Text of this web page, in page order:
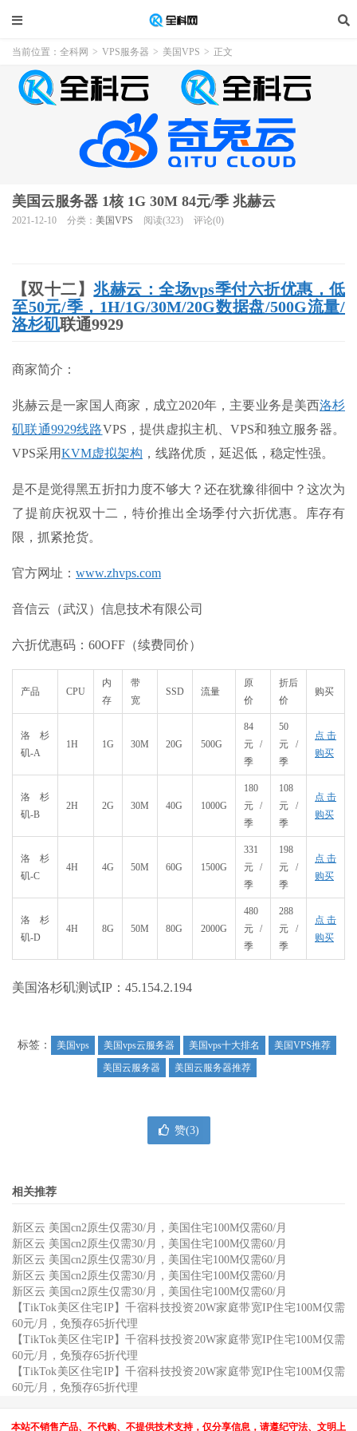
当前位置： 全科网 > VPS服务器 > 美国VPS > 正文
美国云服务器 1核 1G 30M 84元/季 兆赫云
2021-12-10 分类： 美国VPS 阅读(323) 评论(0)
【双十二】兆赫云：全场vps季付六折优惠，低
至50元/季，1H/1G/30M/20G数据盘/500G流量/
洛杉矶联通9929
商家简介：
兆赫云是一家国人商家，成立2020年，主要业务是美西洛杉
矶联通9929线路VPS，提供虚拟主机、VPS和独立服务器。
VPS采用KVM虚拟架构 ，线路优质，延迟低，稳定性强。
是不是觉得黑五折扣力度不够大？还在犹豫徘徊中？这次为
了提前庆祝双十二，特价推出全场季付六折优惠。库存有
限，抓紧抢货。
官方网址： www.zhvps.com
音信云（武汉）信息技术有限公司
六折优惠码：60OFF（续费同价）
产品 CPU
内
存
带
宽
SSD 流量
原
价
折后
价
购买
洛杉
矶-A
1H 1G 30M 20G 500G
84
元/
季
50
元/
季
点击
购买
洛杉
矶-B
2H 2G 30M 40G 1000G
180
元/
季
108
元/
季
点击
购买
洛杉
矶-C
4H 4G 50M 60G 1500G
331
元/
季
198
元/
季
点击
购买
洛杉
矶-D
4H 8G 50M 80G 2000G
480
元/
季
288
元/
季
点击
购买
美国洛杉矶测试IP：45.154.2.194
标签： 美国vps 美国vps云服务器 美国vps十大排名
美国VPS推荐
美国云服务器
美国云服务器推荐
赞(3)
相关推荐
新区云 美国cn2原生仅需30/月，美国住宅100M仅需60/月
新区云 美国cn2原生仅需30/月，美国住宅100M仅需60/月
新区云 美国cn2原生仅需30/月，美国住宅100M仅需60/月
新区云 美国cn2原生仅需30/月，美国住宅100M仅需60/月
新区云 美国cn2原生仅需30/月，美国住宅100M仅需60/月
【TikTok美区住宅IP】千宿科技投资20W家庭带宽IP住宅100M仅需
60元/月，免预存65折代理
【TikTok美区住宅IP】千宿科技投资20W家庭带宽IP住宅100M仅需
60元/月，免预存65折代理
【TikTok美区住宅IP】千宿科技投资20W家庭带宽IP住宅100M仅需
60元/月，免预存65折代理
本站不销售产品、不代购、不提供技术支持，仅分享信息，请遵纪守法、文明上